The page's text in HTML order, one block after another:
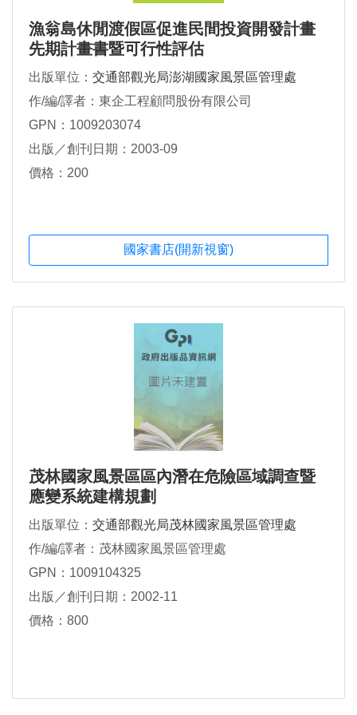
漁翁島休閒渡假區促進民間投資開發計畫
先期計畫書暨可行性評估
出版單位： 交通部觀光局澎湖國家風景區管理處
作/編/譯者：東企工程顧問股份有限公司
GPN：1009203074
出版／創刊日期：2003-09
價格：200
國家書店(開新視窗)
茂林國家風景區區內潛在危險區域調查暨
應變系統建構規劃
出版單位： 交通部觀光局茂林國家風景區管理處
作/編/譯者：茂林國家風景區管理處
GPN：1009104325
出版／創刊日期：2002-11
價格：800